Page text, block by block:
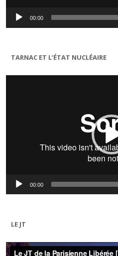
00:00
TARNAC ET L’ÉTAT NUCLÉAIRE
Lecteur
00:00
LE JT
Lecteur
vidéo